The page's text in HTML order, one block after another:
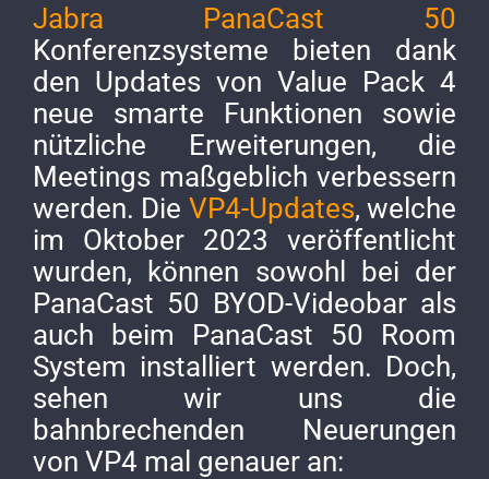
Jabra PanaCast 50
Konferenzsysteme bieten dank
den Updates von Value Pack 4
neue smarte Funktionen sowie
nützliche Erweiterungen, die
Meetings maßgeblich verbessern
werden. Die VP4-Updates, welche
im Oktober 2023 veröffentlicht
wurden, können sowohl bei der
PanaCast 50 BYOD-Videobar als
auch beim PanaCast 50 Room
System installiert werden. Doch,
sehen wir uns die
bahnbrechenden Neuerungen
von VP4 mal genauer an: